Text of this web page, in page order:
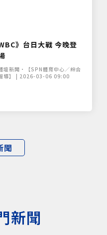
聞
》台日大戰 今晚登
壇新聞•【SPN體育中心／綜合
導】 | 2026-03-06 09:00
新聞